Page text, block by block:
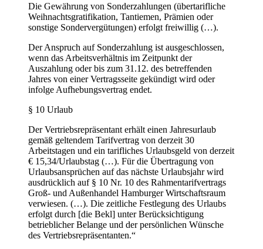
Die Gewährung von Sonderzahlungen (übertarifliche
Weihnachtsgratifikation, Tantiemen, Prämien oder
sonstige Sondervergütungen) erfolgt freiwillig (…).
Der Anspruch auf Sonderzahlung ist ausgeschlossen,
wenn das Arbeitsverhältnis im Zeitpunkt der
Auszahlung oder bis zum 31.12. des betreffenden
Jahres von einer Vertragsseite gekündigt wird oder
infolge Aufhebungsvertrag endet.
§ 10 Urlaub
Der Vertriebsrepräsentant erhält einen Jahresurlaub
gemäß geltendem Tarifvertrag von derzeit 30
Arbeitstagen und ein tarifliches Urlaubsgeld von derzeit
€ 15,34/Urlaubstag (…). Für die Übertragung von
Urlaubsansprüchen auf das nächste Urlaubsjahr wird
ausdrücklich auf § 10 Nr. 10 des Rahmentarifvertrags
Groß- und Außenhandel Hamburger Wirtschaftsraum
verwiesen. (…). Die zeitliche Festlegung des Urlaubs
erfolgt durch [die Bekl] unter Berücksichtigung
betrieblicher Belange und der persönlichen Wünsche
des Vertriebsrepräsentanten.“